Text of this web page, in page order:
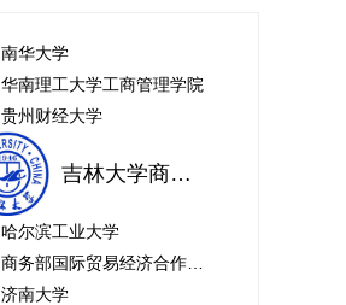
南华大学
华南理工大学工商管理学院
贵州财经大学
吉林大学商学院
哈尔滨工业大学
济南大学